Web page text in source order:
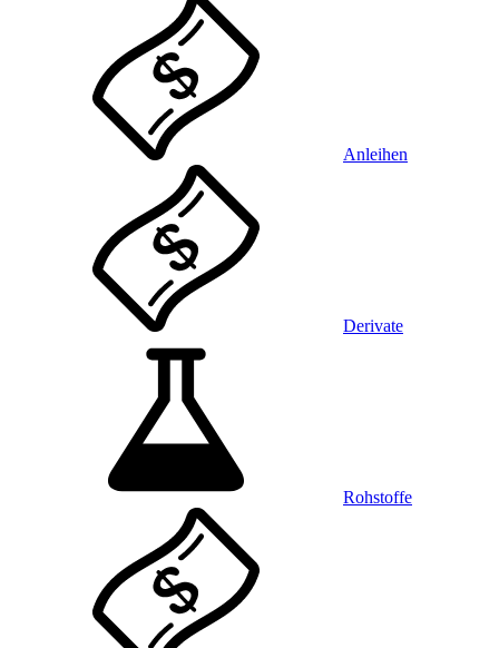
Anleihen
Derivate
Rohstoffe